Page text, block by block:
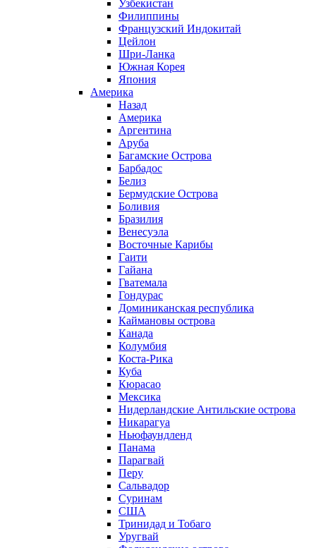
Узбекистан
Филиппины
Французский Индокитай
Цейлон
Шри-Ланка
Южная Корея
Япония
Америка
Назад
Америка
Аргентина
Аруба
Багамские Острова
Барбадос
Белиз
Бермудские Острова
Боливия
Бразилия
Венесуэла
Восточные Карибы
Гаити
Гайана
Гватемала
Гондурас
Доминиканская республика
Каймановы острова
Канада
Колумбия
Коста-Рика
Куба
Кюрасао
Мексика
Нидерландские Антильские острова
Никарагуа
Ньюфаундленд
Панама
Парагвай
Перу
Сальвадор
Суринам
США
Тринидад и Тобаго
Уругвай